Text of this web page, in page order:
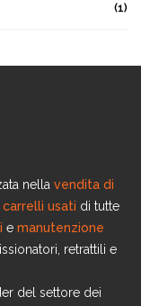
(1)
nella vendita di
carrelli usati di tutte
e manutenzione
retrattili e
del settore dei